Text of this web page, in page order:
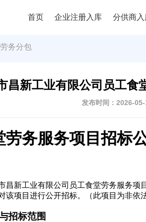
首页 企业注册入库 分供商入
劳务分包
昌新工业有限公司员工食
发布时间：2026-
劳务服务项目招标
昌新工业有限公司员工食堂劳务服务
该项目进行公开招标。（此项目为非依
招标范围